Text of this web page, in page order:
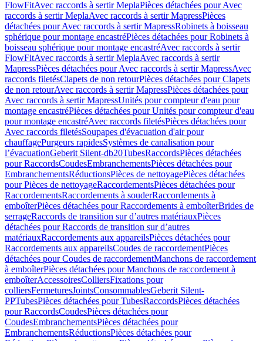
FlowFitAvec raccords à sertir MeplaPièces détachées pour Avec
raccords à sertir MeplaAvec raccords à sertir MapressPièces
détachées pour Avec raccords à sertir MapressRobinets à boisseau
sphérique pour montage encastréPièces détachées pour Robinets à
boisseau sphérique pour montage encastréAvec raccords à sertir
FlowFitAvec raccords à sertir MeplaAvec raccords à sertir
MapressPièces détachées pour Avec raccords à sertir MapressAvec
raccords filetésClapets de non retourPièces détachées pour Clapets
de non retourAvec raccords à sertir MapressPièces détachées pour
Avec raccords à sertir MapressUnités pour compteur d'eau pour
montage encastréPièces détachées pour Unités pour compteur d'eau
pour montage encastréAvec raccords filetésPièces détachées pour
Avec raccords filetésSoupapes d'évacuation d'air pour
chauffagePurgeurs rapidesSystèmes de canalisation pour
l’évacuationGeberit Silent-db20TubesRaccordsPièces détachées
pour RaccordsCoudesEmbranchementsPièces détachées pour
EmbranchementsRéductionsPièces de nettoyagePièces détachées
pour Pièces de nettoyageRaccordementsPièces détachées pour
RaccordementsRaccordements à souderRaccordements à
emboîterPièces détachées pour Raccordements à emboîterBrides de
serrageRaccords de transition sur d’autres matériauxPièces
détachées pour Raccords de transition sur d’autres
matériauxRaccordements aux appareilsPièces détachées pour
Raccordements aux appareilsCoudes de raccordementPièces
détachées pour Coudes de raccordementManchons de raccordement
à emboîterPièces détachées pour Manchons de raccordement à
emboîterAccessoiresColliersFixations pour
colliersFermeturesJointsConsommablesGeberit Silent-
PPTubesPièces détachées pour TubesRaccordsPièces détachées
pour RaccordsCoudesPièces détachées pour
CoudesEmbranchementsPièces détachées pour
EmbranchementsRéductionsPièces détachées pour